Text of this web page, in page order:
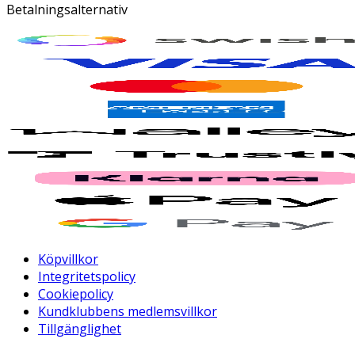
Betalningsalternativ
Köpvillkor
Integritetspolicy
Cookiepolicy
Kundklubbens medlemsvillkor
Tillgänglighet